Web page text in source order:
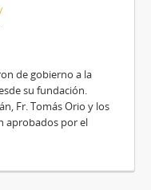
de gobierno a la
su fundación.
Fr. Tomás Orio y los
aprobados por el